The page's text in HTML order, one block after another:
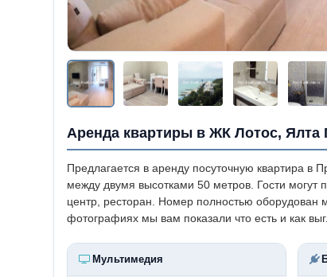
Аренда квартиры в ЖК Лотос, Ялта
Предлагается в аренду посуточную квартира
между двумя высотками 50 метров. Гости
центр, ресторан. Номер полностью
фотографиях мы вам показали что есть и как
Мультимедия